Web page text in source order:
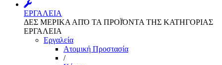
ΕΡΓΑΛΕΙΑ
ΔΕΣ ΜΕΡΙΚΑ ΑΠΌ ΤΑ ΠΡΟΪΌΝΤΑ ΤΗΣ ΚΑΤΗΓΟΡΙΑΣ
ΕΡΓΑΛΕΙΑ
Εργαλεία
Aτομική Προστασία
/